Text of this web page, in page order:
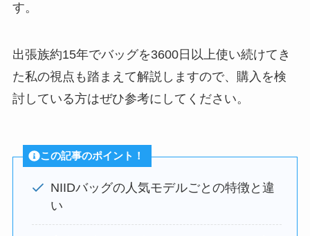
す。
出張族約15年でバッグを3600日以上使い続けてき
た私の視点も踏まえて解説しますので、購入を検
討している方はぜひ参考にしてください。
この記事のポイント！
NIIDバッグの人気モデルごとの特徴と違
い